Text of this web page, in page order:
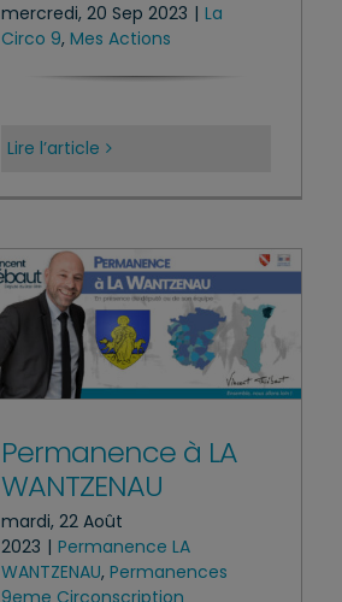
mercredi, 20 Sep 2023 | La
Circo 9, Mes Actions
Lire l’article
Permanence à LA
WANTZENAU
mardi, 22 Août
2023 | Permanence LA
WANTZENAU, Permanences
9eme Circonscription